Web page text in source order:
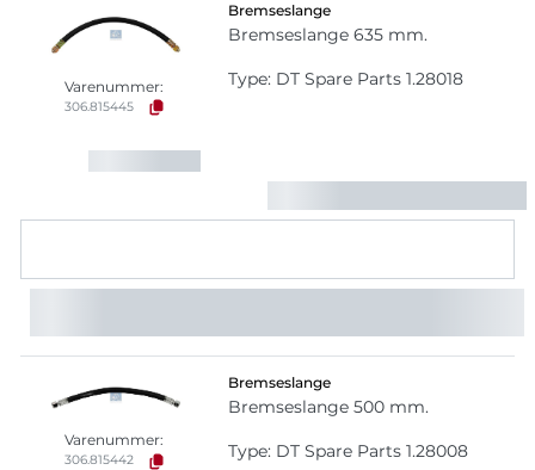
Varenummer:
306.815445
Bremseslange
Bremseslange 635 mm.
Type: DT Spare Parts 1.28018
Varenummer:
306.815442
Bremseslange
Bremseslange 500 mm.
Type: DT Spare Parts 1.28008